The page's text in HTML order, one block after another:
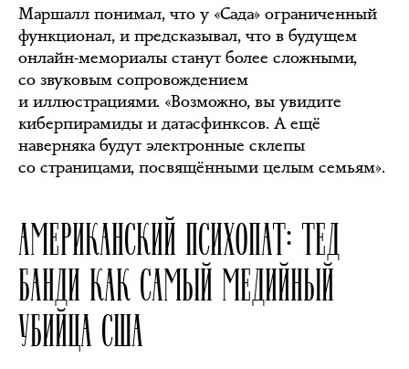
Маршалл понимал, что у «Сада» ограниченный
функционал, и предсказывал, что в будущем
онлайн-мемориалы станут более сложными,
со звуковым сопровождением
и иллюстрациями. «Возможно, вы увидите
киберпирамиды и датасфинксов. А ещё
наверняка будут электронные склепы
со страницами, посвящёнными целым семьям».
АМЕРИКАНСКИЙ ПСИХОПАТ: ТЕД
БАНДИ КАК САМЫЙ МЕДИЙНЫЙ
УБИЙЦА США